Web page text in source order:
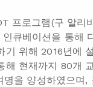
프로그램(구 알리
큐베이션을 통해
기 위해 2016년에
해 현재까지 80개
을 양성하였으며,